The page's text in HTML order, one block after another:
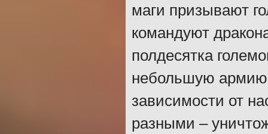
маги призывают
командуют
полдесятка
небольшую армию
зависимости от
разными –